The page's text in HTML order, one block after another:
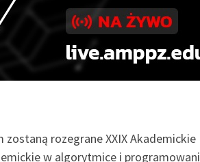
rozegrane XXIX
w algorytmice i